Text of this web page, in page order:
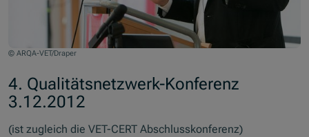
© ARQA-VET/Draper
4. Qualitätsnetzwerk-Konferenz
3.12.2012
(ist zugleich die VET-CERT Abschlusskonferenz)